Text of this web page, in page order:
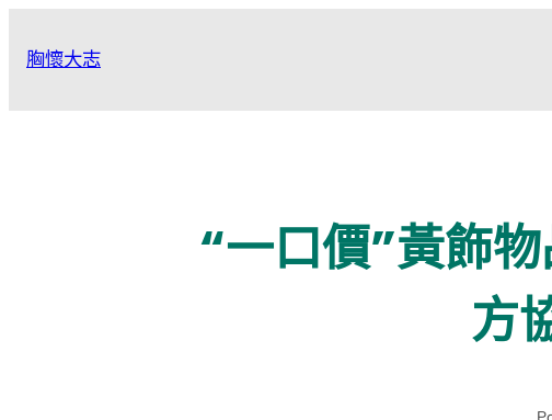
胸懷大志
“一口價”黃飾
方